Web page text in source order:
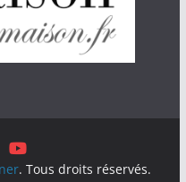
. Tous droits réservés.